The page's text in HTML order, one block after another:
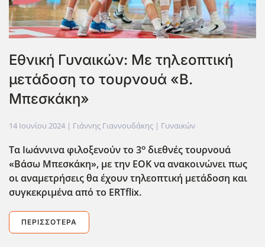
Εθνική Γυναικών: Με τηλεοπτική
μετάδοση το τουρνουά «Β.
Μπεσκάκη»
14 Ιουνίου 2024 | Γιάννης Γιαννουδάκης | Γυναικών
Τα Ιωάννινα φιλοξενούν το 3ο διεθνές τουρνουά
«Βάσω Μπεσκάκη», με την ΕΟΚ να ανακοινώνει πως
οι αναμετρήσεις θα έχουν τηλεοπτική μετάδοση και
συγκεκριμένα από το ERTflix.
ΠΕΡΙΣΣΌΤΕΡΑ